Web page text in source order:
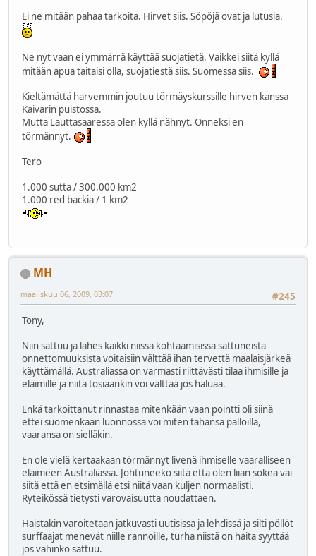
Ei ne mitään pahaa tarkoita. Hirvet siis. Söpöjä ovat ja lutusia.
Ne nyt vaan ei ymmärrä käyttää suojatietä. Vaikkei siitä kyllä
mitään apua taitaisi olla, suojatiestä siis. Suomessa siis.
Kieltämättä harvemmin joutuu törmäyskurssille hirven kanssa
Kaivarin puistossa.
Mutta Lauttasaaressa olen kyllä nähnyt. Onneksi en
törmännyt.
Tero
1.000 sutta / 300.000 km2
1.000 red backia / 1 km2
MH
#245
maaliskuu 06, 2009, 03:07
Tony,
Niin sattuu ja lähes kaikki niissä kohtaamisissa sattuneista
onnettomuuksista voitaisiin välttää ihan tervettä maalaisjärkeä
käyttämällä. Australiassa on varmasti riittävästi tilaa ihmisille ja
eläimille ja niitä tosiaankin voi välttää jos haluaa.
Enkä tarkoittanut rinnastaa mitenkään vaan pointti oli siinä
ettei suomenkaan luonnossa voi miten tahansa palloilla,
vaaransa on sielläkin.
En ole vielä kertaakaan törmännyt livenä ihmiselle vaaralliseen
eläimeen Australiassa. Johtuneeko siitä että olen liian sokea vai
siitä että en etsimällä etsi niitä vaan kuljen normaalisti.
Ryteikössä tietysti varovaisuutta noudattaen.
Haistakin varoitetaan jatkuvasti uutisissa ja lehdissä ja silti pöllöt
surffaajat menevät niille rannoille, turha niistä on haita syyttää
jos vahinko sattuu.